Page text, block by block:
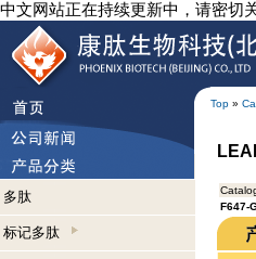
中文网站正在持续更新中，请密切
Top »
多肽
标记多肽
F647-